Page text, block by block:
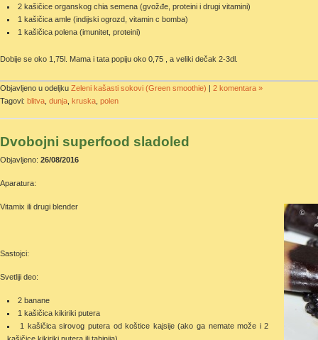
2 kašičice organskog chia semena (gvožđe, proteini i drugi vitamini)
1 kašičica amle (indijski ogrozd, vitamin c bomba)
1 kašičica polena (imunitet, proteini)
Dobije se oko 1,75l. Mama i tata popiju oko 0,75 , a veliki dečak 2-3dl.
Objavljeno u odeljku Zeleni kašasti sokovi (Green smoothie) | 2 komentara »
Tagovi: blitva dunja kruska polen
Dvobojni superfood sladoled
Objavljeno: 26/08/2016
Aparatura:
Vitamix ili drugi blender
Sastojci:
Svetliji deo:
2 banane
1 kašičica kikiriki putera
1 kašičica sirovog putera od koštice kajsije (ako ga nemate može i 2